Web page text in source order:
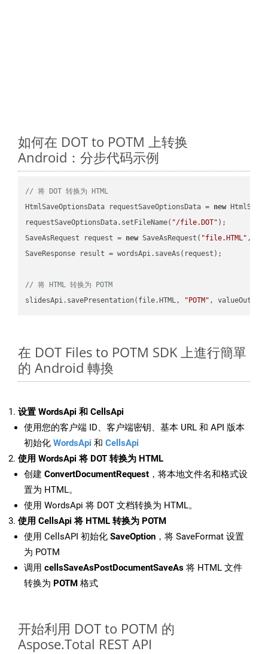
如何在 DOT to POTM 上转换
Android：分步代码示例
// 将 DOT 转换为 HTML
HtmlSaveOptionsData requestSaveOptionsData = new
requestSaveOptionsData.setFileName( "/file.DOT" );
SaveAsRequest request = new SaveAsRequest( "file.HTML"
SaveResponse result = wordsApi.saveAs(request);
// 将 HTML 转换为 POTM
slidesApi.savePresentation(file.HTML,
"POTM"
在 DOT Files to POTM SDK 上進行簡單
的 Android 轉換
设置 WordsApi 和 CellsApi
使用您的客户端 ID、客户端密钥、基本 URL 和 API 版本
初始化 WordsApi 和 CellsApi
使用 WordsApi 将 DOT 转换为 HTML
创建 ConvertDocumentRequest ，将本地文件名和格式设
置为 HTML。
使用 WordsApi 将 DOT 文档转换为 HTML。
使用 CellsApi 将 HTML 转换为 POTM
使用 CellsAPI 初始化 SaveOption ，将 SaveFormat 设置
为 POTM
调用 cellsSaveAsPostDocumentSaveAs 将 HTML 文件
转换为 POTM 格式
开始利用 DOT to POTM 的
Aspose.Total REST API